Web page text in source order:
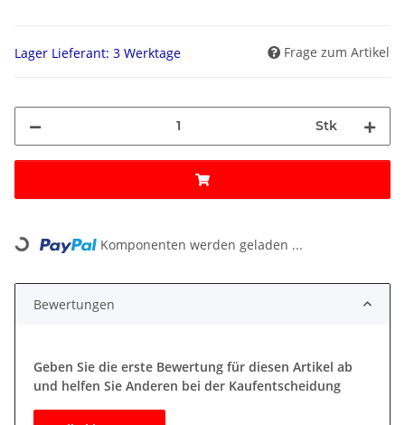
Lager Lieferant: 3 Werktage Frage zum Artikel
Stk
Loading... Komponenten werden geladen ...
Bewertungen
Geben Sie die erste Bewertung für diesen Artikel ab
und helfen Sie Anderen bei der Kaufentscheidung